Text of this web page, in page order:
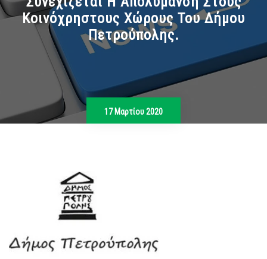
Κοινόχρηστους Χώρους Του Δήμου
Πετρούπολης.
17 Μαρτίου 2020